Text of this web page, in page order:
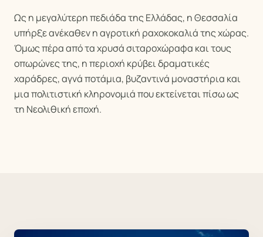
Ως η μεγαλύτερη πεδιάδα της Ελλάδας, η Θεσσαλία
υπήρξε ανέκαθεν η αγροτική ραχοκοκαλιά της χώρας.
Όμως πέρα από τα χρυσά σιταροχώραφα και τους
οπωρώνες της, η περιοχή κρύβει δραματικές
χαράδρες, αγνά ποτάμια, βυζαντινά μοναστήρια και
μια πολιτιστική κληρονομιά που εκτείνεται πίσω ως
τη Νεολιθική εποχή.